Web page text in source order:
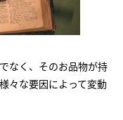
なく、そのお品物が持
々な要因によって変動